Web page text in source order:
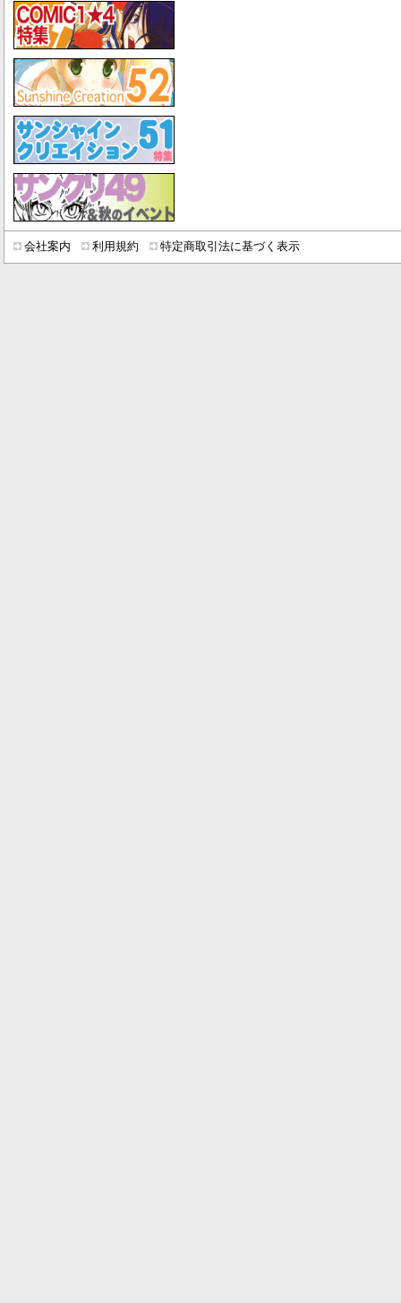
会社案内 利用規約 特定商取引法に基づく表示